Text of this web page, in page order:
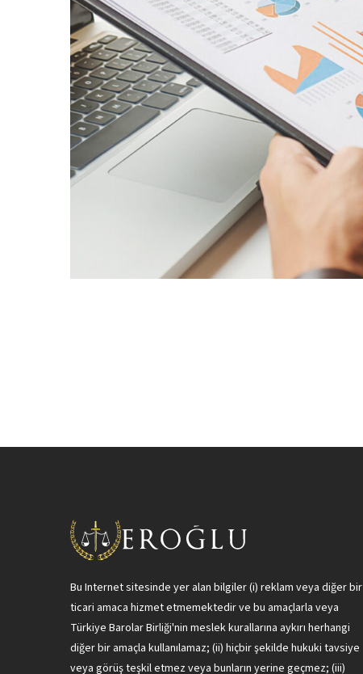
Bu Internet sitesinde yer alan bilgiler (i) reklam veya diğer bir
ticari amaca hizmet etmemektedir ve bu amaçlarla veya
Türkiye Barolar Birliği'nin meslek kurallarına aykırı herhangi
diğer bir amaçla kullanılamaz; (ii) hiçbir şekilde hukuki tavsiye
veya görüş teşkil etmez veya bunların yerine geçmez; (iii)